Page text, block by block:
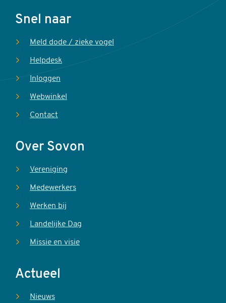
Voet
Snel naar
Meld dode / zieke vogel
Helpdesk
Inloggen
Webwinkel
Contact
Over Sovon
Vereniging
Medewerkers
Werken bij
Landelijke Dag
Missie en visie
Actueel
Nieuws